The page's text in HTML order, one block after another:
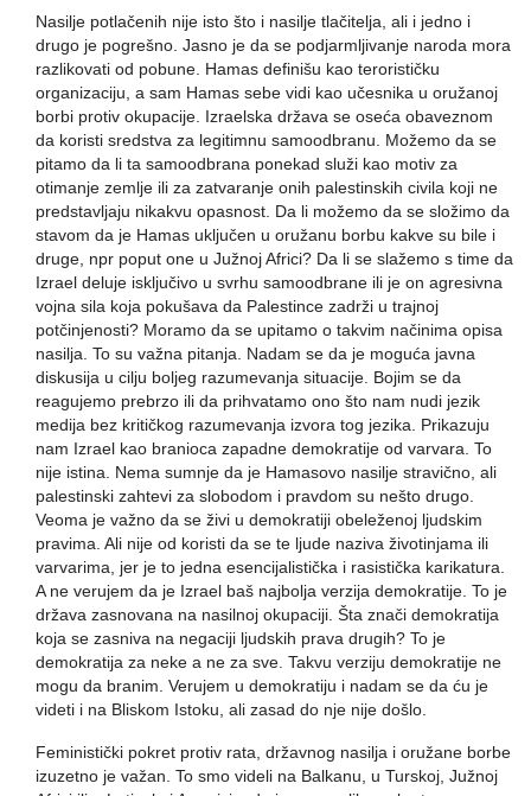
Nasilje potlačenih nije isto što i nasilje tlačitelja, ali i jedno i
drugo je pogrešno. Jasno je da se podjarmljivanje naroda mora
razlikovati od pobune. Hamas definišu kao terorističku
organizaciju, a sam Hamas sebe vidi kao učesnika u oružanoj
borbi protiv okupacije. Izraelska država se oseća obaveznom
da koristi sredstva za legitimnu samoodbranu. Možemo da se
pitamo da li ta samoodbrana ponekad služi kao motiv za
otimanje zemlje ili za zatvaranje onih palestinskih civila koji ne
predstavljaju nikakvu opasnost. Da li možemo da se složimo da
stavom da je Hamas uključen u oružanu borbu kakve su bile i
druge, npr poput one u Južnoj Africi? Da li se slažemo s time da
Izrael deluje isključivo u svrhu samoodbrane ili je on agresivna
vojna sila koja pokušava da Palestince zadrži u trajnoj
potčinjenosti? Moramo da se upitamo o takvim načinima opisa
nasilja. To su važna pitanja. Nadam se da je moguća javna
diskusija u cilju boljeg razumevanja situacije. Bojim se da
reagujemo prebrzo ili da prihvatamo ono što nam nudi jezik
medija bez kritičkog razumevanja izvora tog jezika. Prikazuju
nam Izrael kao branioca zapadne demokratije od varvara. To
nije istina. Nema sumnje da je Hamasovo nasilje stravično, ali
palestinski zahtevi za slobodom i pravdom su nešto drugo.
Veoma je važno da se živi u demokratiji obeleženoj ljudskim
pravima. Ali nije od koristi da se te ljude naziva životinjama ili
varvarima, jer je to jedna esencijalistička i rasistička karikatura.
A ne verujem da je Izrael baš najbolja verzija demokratije. To je
država zasnovana na nasilnoj okupaciji. Šta znači demokratija
koja se zasniva na negaciji ljudskih prava drugih? To je
demokratija za neke a ne za sve. Takvu verziju demokratije ne
mogu da branim. Verujem u demokratiju i nadam se da ću je
videti i na Bliskom Istoku, ali zasad do nje nije došlo.
Feministički pokret protiv rata, državnog nasilja i oružane borbe
izuzetno je važan. To smo videli na Balkanu, u Turskoj, Južnoj